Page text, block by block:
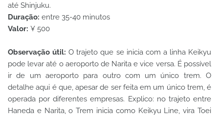
até Shinjuku.
Duração: entre 35-40 minutos
Valor: ¥ 500
Observação útil:O trajeto que se inicia com a linha Keikyu
pode levar até o aeroporto de Narita e vice versa. É possível
ir de um aeroporto para outro com um único trem. O
detalhe aqui é que, apesar de ser feita em um único trem, é
operada por diferentes empresas. Explico: no trajeto entre
Haneda e Narita, o Trem inicia como Keikyu Line, vira Toei